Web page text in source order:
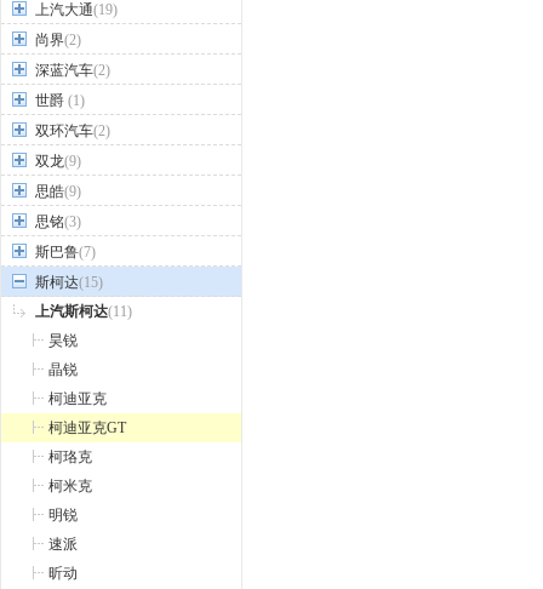
上汽大通(19)
尚界(2)
深蓝汽车(2)
世爵 (1)
双环汽车(2)
双龙(9)
思皓(9)
思铭(3)
斯巴鲁(7)
斯柯达(15)
上汽斯柯达(11)
昊锐
晶锐
柯迪亚克
柯迪亚克GT
柯珞克
柯米克
明锐
速派
昕动